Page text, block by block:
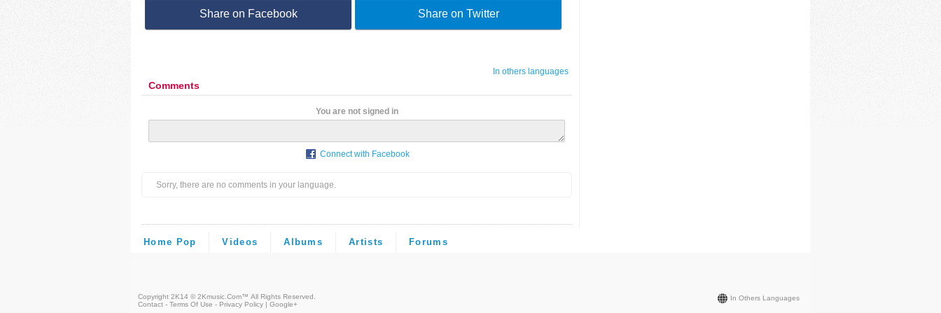
Share on Facebook Share on Twitter
In others languages
Comments
You are not signed in
Connect with Facebook
Sorry, there are no comments in your language.
Home Pop Videos Albums Artists Forums
In Others Languages
Copyright 2K14 © 2Kmusic.com™ All Rights Reserved
Contact - Terms Of Use - Privacy Policy | Google+